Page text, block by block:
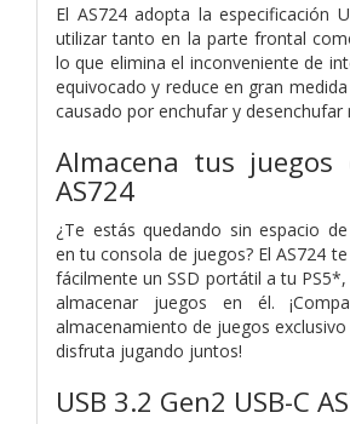
El AS724 adopta la especificación
utilizar tanto en la parte frontal
lo que elimina el inconveniente de
equivocado y reduce en gran
causado por enchufar y desenchufar
Almacena tus juegos
AS724
¿Te estás quedando sin espacio
en tu consola de juegos? El AS724
fácilmente un SSD portátil a tu
almacenar juegos en él.
almacenamiento de juegos
disfruta jugando juntos!
USB 3.2 Gen2 USB-C